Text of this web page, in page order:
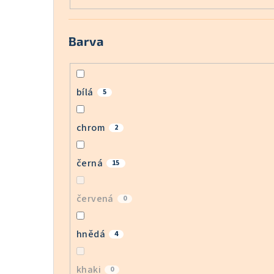
Barva
bílá 5
chrom 2
černá 15
červená 0
hnědá 4
khaki 0